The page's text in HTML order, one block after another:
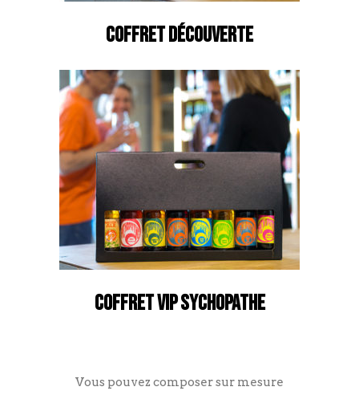
COFFRET DÉCOUVERTE
COFFRET VIP SYCHOPATHE
Vous pouvez composer sur mesure